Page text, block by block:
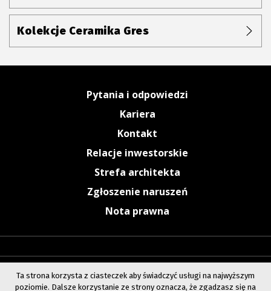
Kolekcje Ceramika Gres
Pytania i odpowiedzi
Kariera
Kontakt
Relacje inwestorskie
Strefa architekta
Zgłoszenie naruszeń
Nota prawna
Ta strona korzysta z ciasteczek aby świadczyć usługi na najwyższym
poziomie. Dalsze korzystanie ze strony oznacza, że zgadzasz się na